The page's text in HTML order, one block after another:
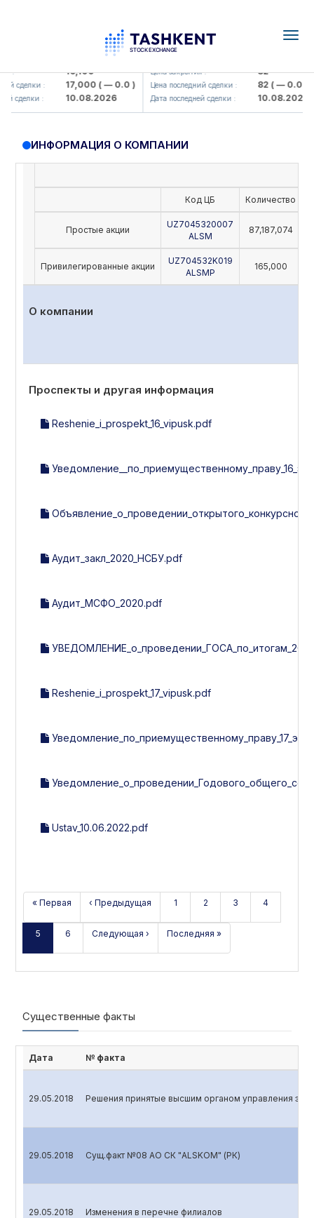
: 16,100
сделки : 17,000( — 0.0 )
сделки : 10.08.2026
KFSK (<Kafolat sug'urta
Цена закрытия : 82
Цена последний сделки : 82( — 0.0 )
Дата последней сделки : 10.08.2026
ИНФОРМАЦИЯ О КОМПАНИИ
Код ЦБ Количество
Простые акции
UZ7045320007
ALSM
87,187,074
Привилегированные акции
UZ704532K019
ALSMP
165,000
О компании
Проспекты и другая информация
Reshenie_i_prospekt_16_vipusk.pdf
Аудит_закл_2020_НСБУ.pdf
Аудит_МСФО_2020.pdf
Reshenie_i_prospekt_17_vipusk.pdf
Ustav_10.06.2022.pdf
« Первая ‹ Предыдущая 1 2 3 4
5 6 Следующая › Последняя »
Существенные факты
Дата № факта
29.05.2018 Решения принятые высшим органом управления
29.05.2018 Сущ.факт №08 АО СК "ALSKOM" (РК)
29.05.2018 Изменения в перечне филиалов